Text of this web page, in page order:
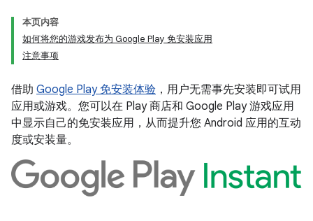
本页内容
如何将您的游戏发布为 Google Play 免安装应用
注意事项
借助 Google Play 免安装体验 ，用户无需事先安装即可试用
应用或游戏。您可以在 Play 商店和 Google Play 游戏应用
中显示自己的免安装应用，从而提升您 Android 应用的互动
度或安装量。